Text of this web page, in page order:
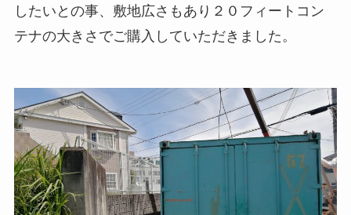
したいとの事、敷地広さもあり２０フィートコン
テナの大きさでご購入していただきました。